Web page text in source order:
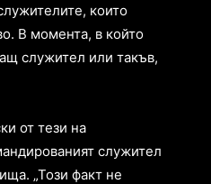
които
В момента, в който
служител или такъв,
от тези на
служител
„Този факт не